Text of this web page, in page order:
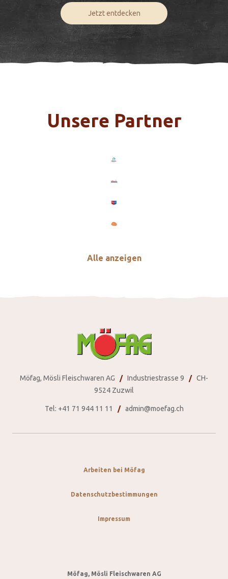
Jetzt entdecken
Unsere Partner
Alle anzeigen
Möfag, Mösli Fleischwaren AG Industriestrasse 9
CH-
9524 Zuzwil
Tel: +41 71 944 11 11 admin@moefag.ch
Arbeiten bei Möfag
Datenschutzbestimmungen
Impressum
Möfag, Mösli Fleischwaren AG